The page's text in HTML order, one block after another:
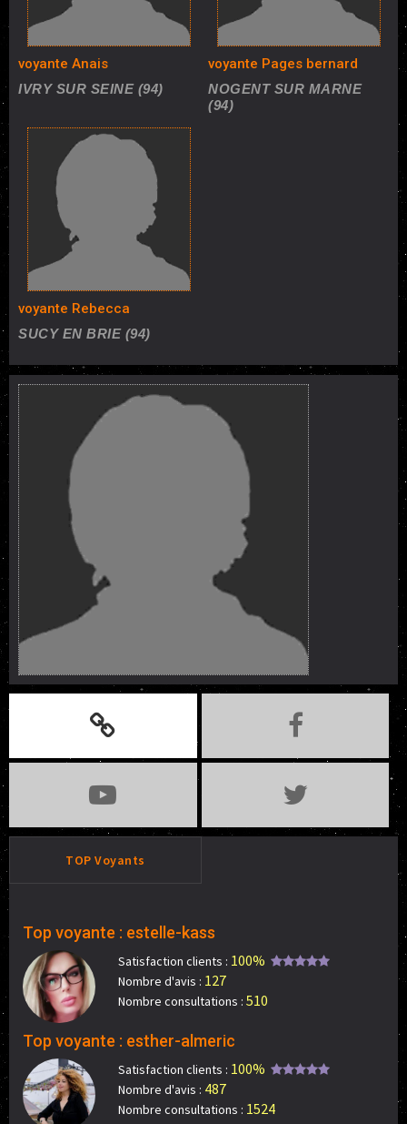
voyante Anais
IVRY SUR SEINE (94)
voyante Pages bernard
NOGENT SUR MARNE
(94)
voyante Rebecca
SUCY EN BRIE (94)
TOP Voyants
Top voyante : estelle-kass
Satisfaction clients : 100%
Nombre d'avis : 127
Nombre consultations : 510
Top voyante : esther-almeric
Satisfaction clients : 100%
Nombre d'avis : 487
Nombre consultations : 1524